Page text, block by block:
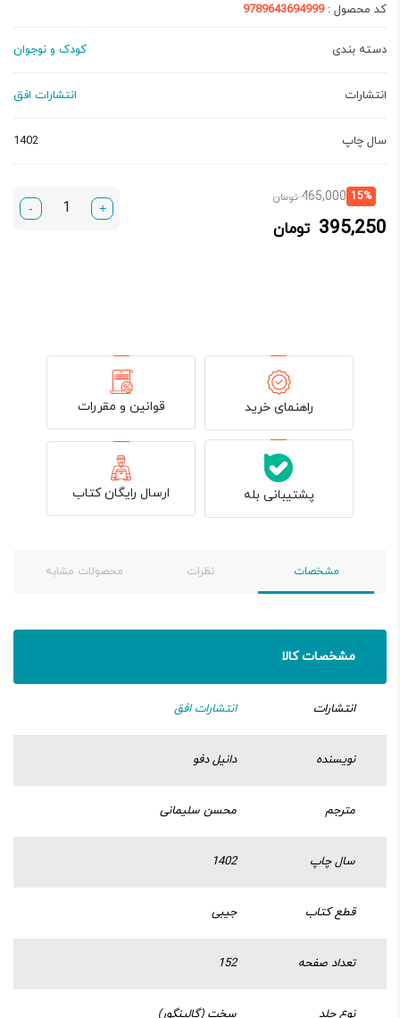
کد محصول :9789643694999
دسته بندی کودک و نوجوان
انتشارات انتشارات افق
سال چاپ 1402
15%
465,000 تومانقیمت
395,250 تومان
قیمت
395,250 تومان.
+
-
راهنمای خرید قوانین و مقررات
پشتیبانی بله ارسال رایگان کتاب
مشخصات نظرات محصولات مشابه
مشخصات کالا
انتشارات انتشارات افق
نویسنده دانیل دفو
مترجم محسن سلیمانی
سال چاپ 1402
قطع کتاب جیبی
تعداد صفحه 152
نوع جلد سخت (گالینگور)